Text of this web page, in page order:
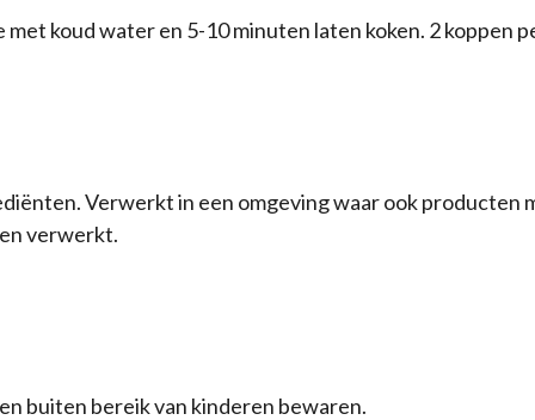
koud water en 5-10 minuten laten koken. 2 koppen
Verwerkt in een omgeving waar ook producten
verwerkt.
buiten bereik van kinderen bewaren.